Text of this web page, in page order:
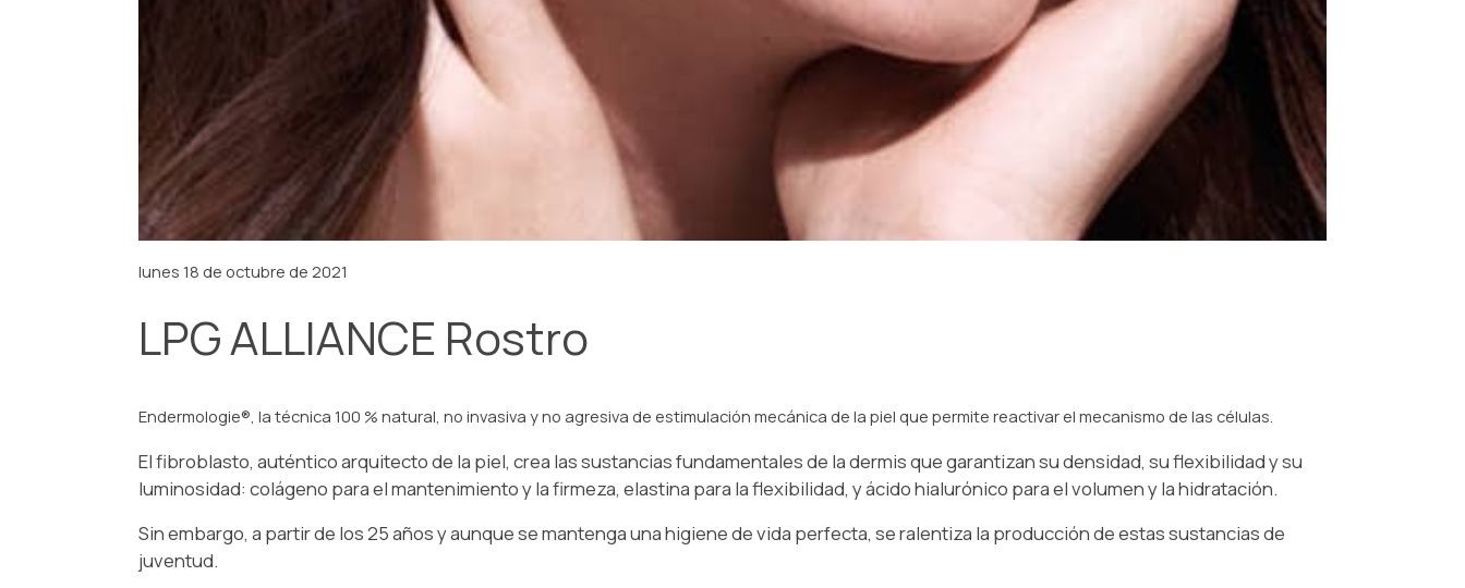
lunes 18 de octubre de 2021
LPG ALLIANCE Rostro
Endermologie®, la técnica 100 % natural, no invasiva y no agresiva de estimulación mecánica de la piel que permite reactivar el mecanismo de las células.
El fibroblasto, auténtico arquitecto de la piel, crea las sustancias fundamentales de la dermis que garantizan su densidad, su flexibilidad y su
luminosidad: colágeno para el mantenimiento y la firmeza, elastina para la flexibilidad, y ácido hialurónico para el volumen y la hidratación.
Sin embargo, a partir de los 25 años y aunque se mantenga una higiene de vida perfecta, se ralentiza la producción de estas sustancias de
juventud.